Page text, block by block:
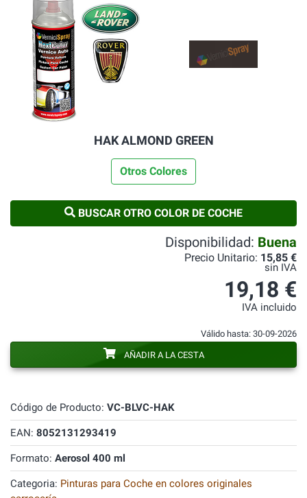
HAK ALMOND GREEN
Otros Colores
BUSCAR OTRO COLOR DE COCHE
Código de Producto: VC-BLVC-HAK
EAN: 8052131293419
Formato: Aerosol 400 ml
Categoria: Pinturas para Coche en colores originales
Disponibilidad: Buena
Precio Unitario: 15,85 €
sin IVA
19,18 €
IVA incluido
Válido hasta: 30-09-2026
AÑADIR A LA CESTA